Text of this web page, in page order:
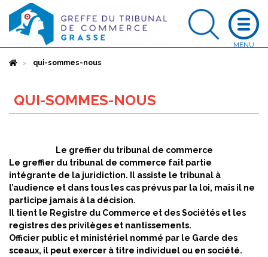
Accueilqui-sommes-nous
QUI-SOMMES-NOUS
Le greffier du tribunal de commerce
Le greffier du tribunal de commerce fait partie
intégrante de la juridiction. Il assiste le tribunal à
l’audience et dans tous les cas prévus par la loi, mais il ne
participe jamais à la décision.
Il tient le Registre du Commerce et des Sociétés et les
registres des privilèges et nantissements.
Officier public et ministériel nommé par le Garde des
sceaux, il peut exercer à titre individuel ou en société.